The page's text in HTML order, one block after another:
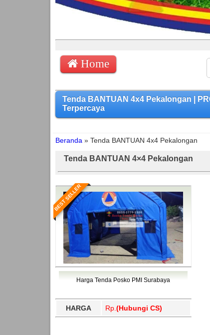
Home
Tenda BANTUAN 4x4 Pekalongan |
Terpercaya
Beranda » Tenda BANTUAN 4x4 Pekalongan
Tenda BANTUAN 4×4 Pekalongan
BEST SELLER
Harga Tenda Posko PMI Surabaya
HARGA Rp. (Hubungi CS)